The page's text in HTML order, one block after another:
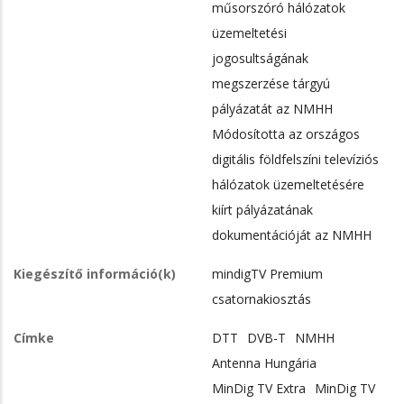
műsorszóró hálózatok
üzemeltetési
jogosultságának
megszerzése tárgyú
pályázatát az NMHH
Módosította az országos
digitális földfelszíni televíziós
hálózatok üzemeltetésére
kiírt pályázatának
dokumentációját az NMHH
Kiegészítő információ(k)
mindigTV Premium
csatornakiosztás
Címke DTT DVB-T
NMHH
Antenna Hungária
MinDig TV Extra
MinDig TV